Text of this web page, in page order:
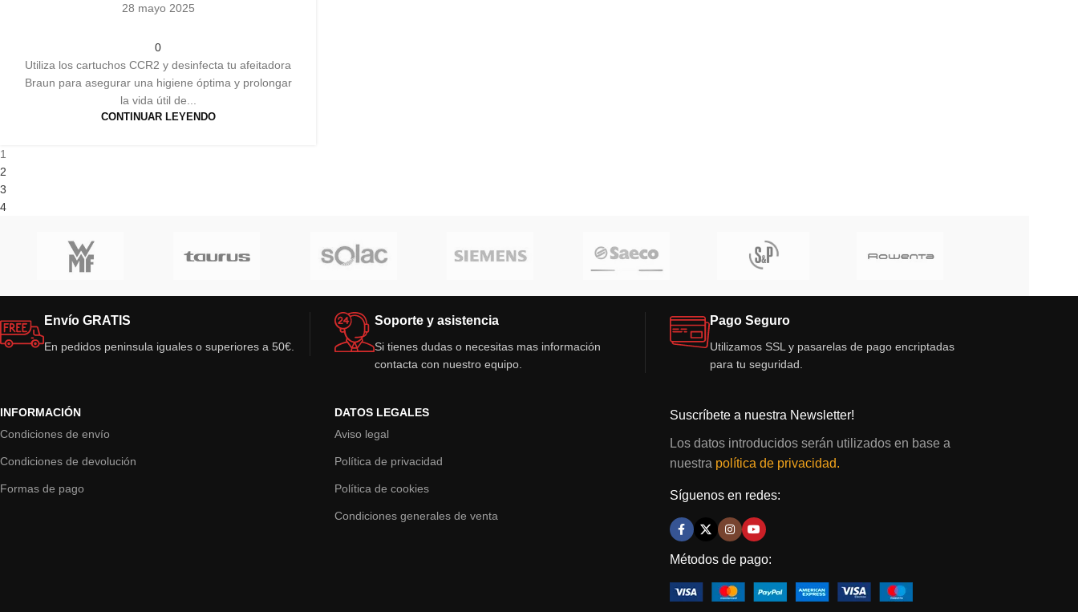
28 mayo 2025
0
Utiliza los cartuchos CCR2 y desinfecta tu afeitadora
Braun para asegurar una higiene óptima y prolongar
la vida útil de...
CONTINUAR LEYENDO
1
2
3
4
Envío GRATIS
En pedidos peninsula iguales o superiores a 50€.
Soporte y asistencia
Si tienes dudas o necesitas mas información
contacta con nuestro equipo.
Pago Seguro
Utilizamos SSL y pasarelas de pago encriptadas
para tu seguridad.
INFORMACIÓN
Condiciones de envío
Condiciones de devolución
Formas de pago
DATOS LEGALES
Aviso legal
Política de privacidad
Política de cookies
Condiciones generales de venta
Suscríbete a nuestra Newsletter!
Los datos introducidos serán utilizados en base a
nuestra política de privacidad.
Síguenos en redes:
Métodos de pago: